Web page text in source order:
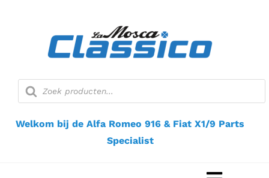
Producten
zoeken
Welkom bij de Alfa Romeo 916 & Fiat X1/9 Parts
Specialist